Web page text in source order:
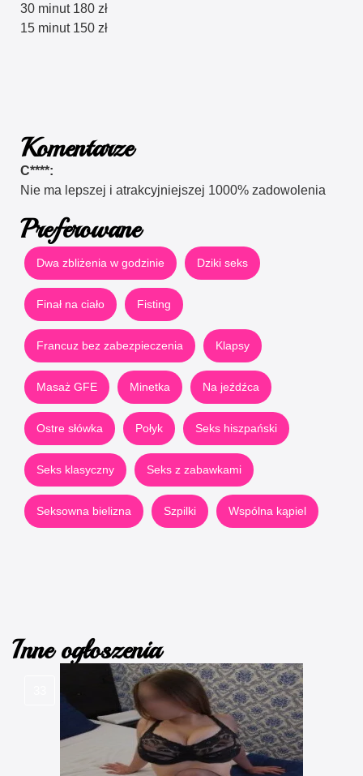
30 minut 180 zł
15 minut 150 zł
Komentarze
C****:
Nie ma lepszej i atrakcyjniejszej 1000% zadowolenia
Preferowane
Dwa zbliżenia w godzinie Dziki seks
Finał na ciało Fisting
Francuz bez zabezpieczenia Klapsy
Masaż GFE Minetka Na jeźdźca
Ostre słówka Połyk Seks hiszpański
Seks klasyczny Seks z zabawkami
Seksowna bielizna Szpilki Wspólna kąpiel
Inne ogłoszenia